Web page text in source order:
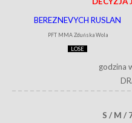
BEREZNEVYCH RUSLAN
PFT MMA Zduńska Wola
LOSE
godzina
S / M /